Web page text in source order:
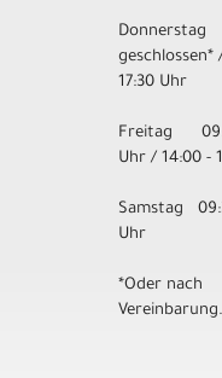
Donnerstag
geschlossen*
17:30 Uhr
Freitag
Uhr / 14:00 -
Samstag
Uhr
*Oder nach
Vereinbarung.